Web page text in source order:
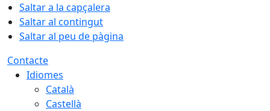
Saltar a la capçalera
Saltar al contingut
Saltar al peu de pàgina
Contacte
Idiomes
Català
Castellà